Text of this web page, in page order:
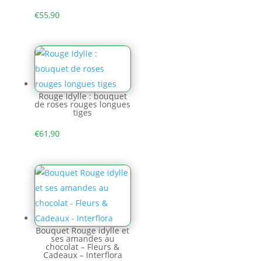
€55,90
Rouge Idylle : bouquet
de roses rouges longues
tiges
€61,90
Bouquet Rouge idylle et
ses amandes au
chocolat – Fleurs &
Cadeaux – Interflora